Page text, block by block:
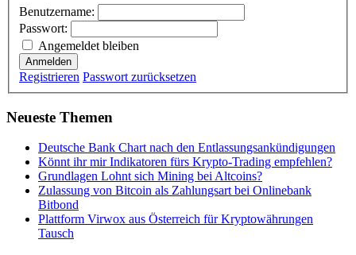
Benutzername:
Passwort:
Angemeldet bleiben
Anmelden
Registrieren Passwort zurücksetzen
Neueste Themen
Deutsche Bank Chart nach den Entlassungsankündigungen
Könnt ihr mir Indikatoren fürs Krypto-Trading empfehlen?
Grundlagen Lohnt sich Mining bei Altcoins?
Zulassung von Bitcoin als Zahlungsart bei Onlinebank
Bitbond
Plattform Virwox aus Österreich für Kryptowährungen
Tausch